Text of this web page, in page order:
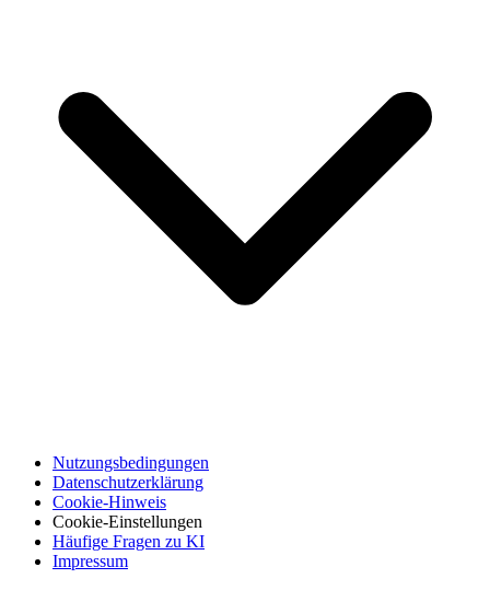
Nutzungsbedingungen
Datenschutzerklärung
Cookie-Hinweis
Cookie-Einstellungen
Häufige Fragen zu KI
Impressum